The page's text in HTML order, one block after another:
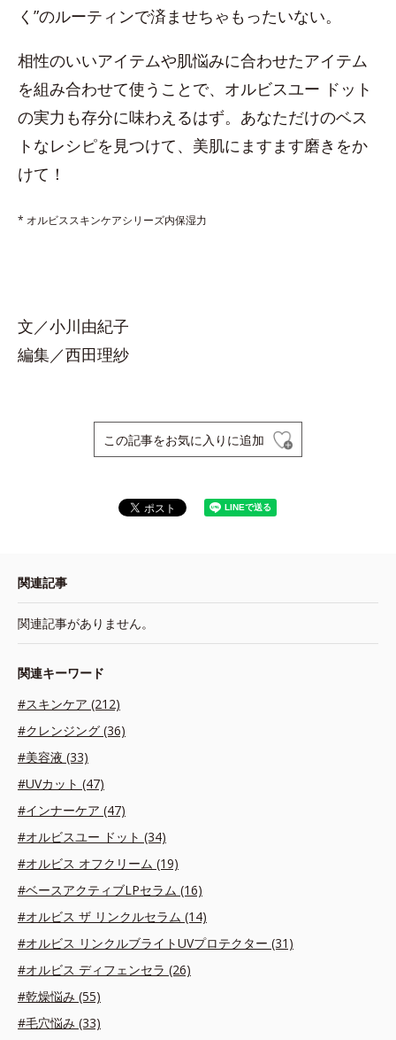
く”のルーティンで済ませちゃもったいない。
相性のいいアイテムや肌悩みに合わせたアイテム
を組み合わせて使うことで、オルビスユー ドット
の実力も存分に味わえるはず。あなただけのベス
トなレシピを見つけて、美肌にますます磨きをか
けて！
* オルビススキンケアシリーズ内保湿力
文／小川由紀子
編集／西田理紗
この記事をお気に入りに追加
関連記事
関連記事がありません。
関連キーワード
#スキンケア (212)
#クレンジング (36)
#美容液 (33)
#UVカット (47)
#インナーケア (47)
#オルビスユー ドット (34)
#オルビス オフクリーム (19)
#ベースアクティブLPセラム (16)
#オルビス ザ リンクルセラム (14)
#オルビス リンクルブライトUVプロテクター (31)
#オルビス ディフェンセラ (26)
#乾燥悩み (55)
#毛穴悩み (33)